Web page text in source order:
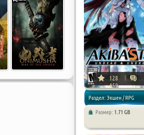
128
459
Раздел: Экшен / RPG
Размер: 1.71 GB